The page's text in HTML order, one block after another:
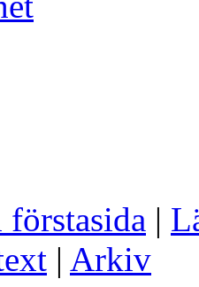
|
| Arkiv